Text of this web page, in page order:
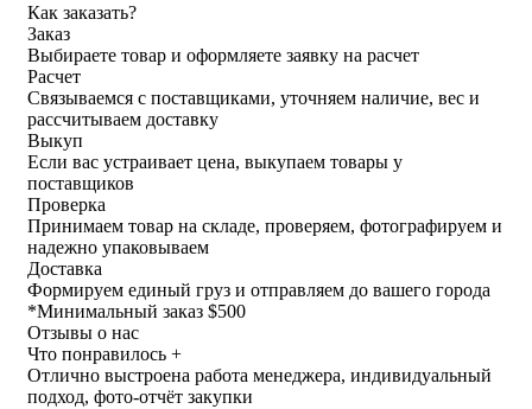
Как заказать?
Заказ
Выбираете товар и оформляете заявку на расчет
Расчет
Связываемся с поставщиками, уточняем наличие, вес и
рассчитываем доставку
Выкуп
Если вас устраивает цена, выкупаем товары у
поставщиков
Проверка
Принимаем товар на складе, проверяем, фотографируем и
надежно упаковываем
Доставка
Формируем единый груз и отправляем до вашего города
*Минимальный заказ $500
Отзывы о нас
Что понравилось +
Отлично выстроена работа менеджера, индивидуальный
подход, фото-отчёт закупки